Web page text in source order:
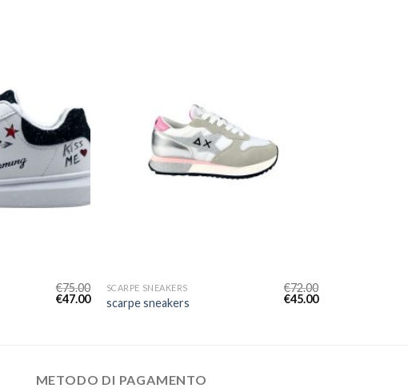
€75.00
€47.00
SCARPE SNEAKERS
scarpe sneakers
€72.00
€45.00
METODO DI PAGAMENTO